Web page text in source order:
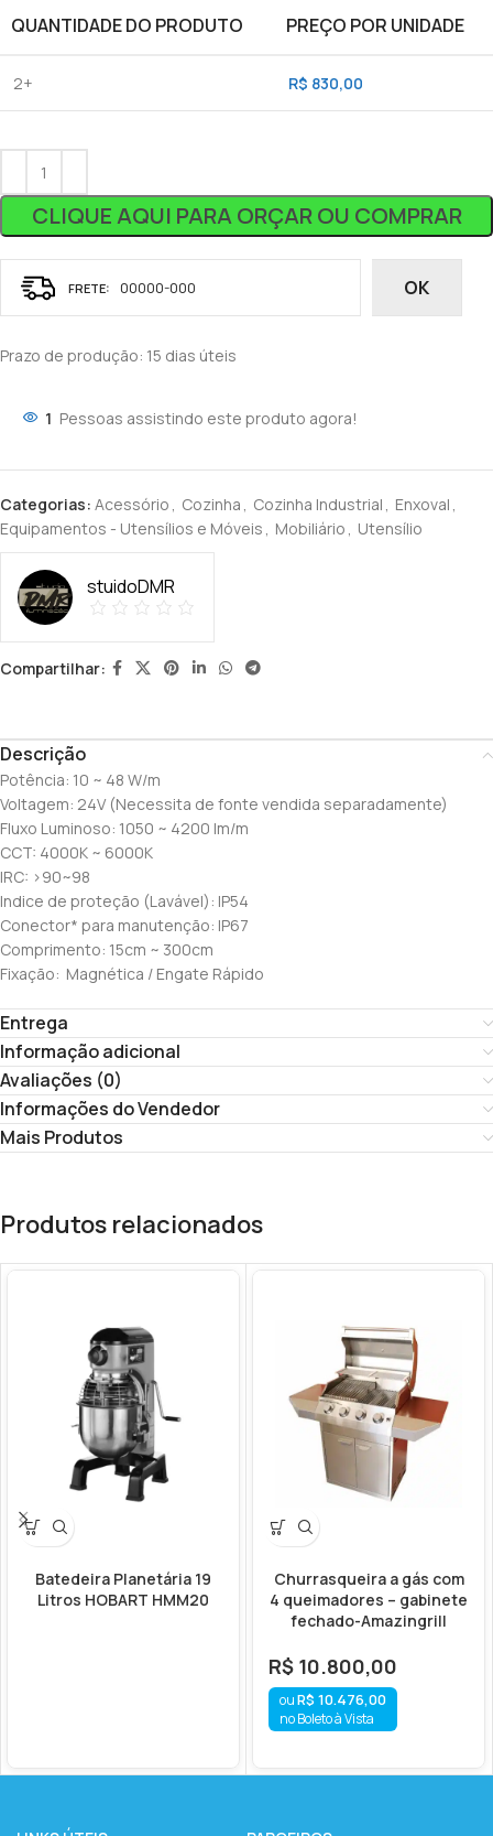
CLIQUE AQUI PARA ORÇAR OU COMPRAR
QUANTIDADE DO PRODUTO PREÇO POR UNIDADE
2+ R$ 830,00
OK
Prazo de produção: 15 dias úteis
1 Pessoas assistindo este produto agora!
Categorias: Acessório , Cozinha , Cozinha Industrial , Enxoval ,
Equipamentos - Utensílios e Móveis , Mobiliário , Utensílio
stuidoDMR
Compartilhar:
Descrição
Potência: 10 ~ 48 W/m
Voltagem: 24V (Necessita de fonte vendida separadamente)
Fluxo Luminoso: 1050 ~ 4200 lm/m
CCT: 4000K ~ 6000K
IRC: >90~98
Indice de proteção (Lavável): IP54
Conector* para manutenção: IP67
Comprimento: 15cm ~ 300cm
Fixação: Magnética / Engate Rápido
Entrega
Informação adicional
Avaliações (0)
Informações do Vendedor
Mais Produtos
Produtos relacionados
Batedeira Planetária 19
Litros HOBART HMM20
Churrasqueira a gás com
4 queimadores – gabinete
fechado-Amazingrill
R$ 10.800,00
R$ 10.476,00
no Boleto à Vista